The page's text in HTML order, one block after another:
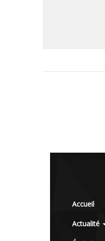
Accueil
Actualité